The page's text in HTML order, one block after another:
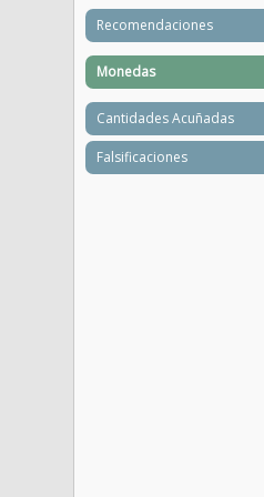
Recomendaciones
Monedas
Cantidades Acuñadas
Falsificaciones